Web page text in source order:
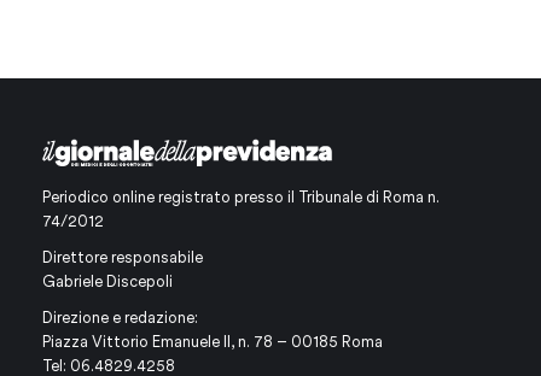
Periodico online registrato presso il Tribunale di Roma n.
74/2012
Direttore responsabile
Gabriele Discepoli
Direzione e redazione:
Piazza Vittorio Emanuele II, n. 78 – 00185 Roma
Tel: 06.4829.4258